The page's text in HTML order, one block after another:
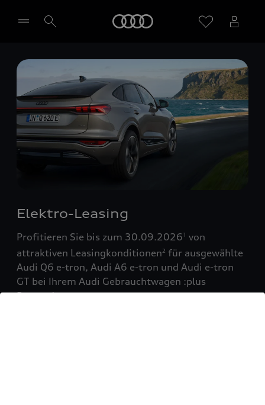
Händler wählen
Elektro-Leasing
Profitieren Sie bis zum 30.09.20261 von
attraktiven Leasingkonditionen2 für ausgewählte
Audi Q6 e-tron, Audi A6 e-tron und Audi e-tron
GT bei Ihrem Audi Gebrauchtwagen :plus
Partner!